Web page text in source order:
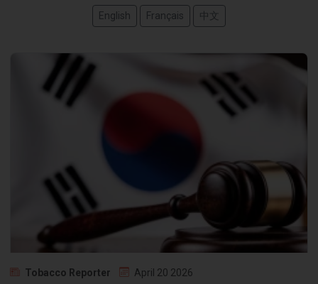
English Français 中文
Tobacco Reporter April 20 2026